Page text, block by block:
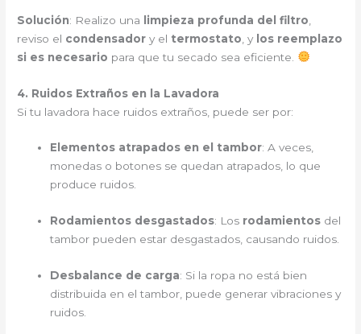
Solución: Realizo una limpieza profunda del filtro
reviso el condensador y el termostato , y los reemplazo
si es necesario para que tu secado sea eficiente.
4. Ruidos Extraños en la Lavadora
Si tu lavadora hace ruidos extraños, puede ser por:
Elementos atrapados en el tambor: A veces,
monedas o botones se quedan atrapados, lo que
produce ruidos.
Rodamientos desgastados: Los rodamientos del
tambor pueden estar desgastados, causando ruidos.
Desbalance de carga: Si la ropa no está bien
distribuida en el tambor, puede generar vibraciones y
ruidos.